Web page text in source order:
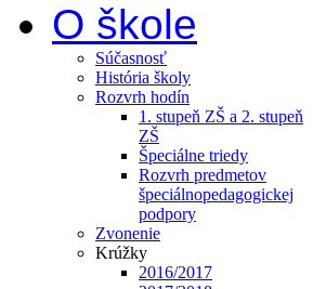
O škole
Súčasnosť
História školy
Rozvrh hodín
1. stupeň ZŠ a 2. stupeň
ZŠ
Špeciálne triedy
Rozvrh predmetov
špeciálnopedagogickej
podpory
Zvonenie
Krúžky
2016/2017